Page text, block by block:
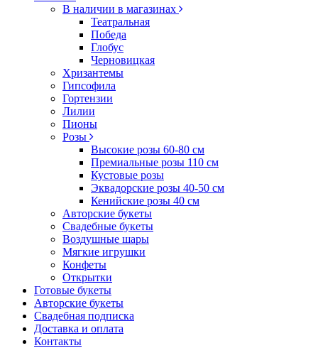
В наличии в магазинах
Театральная
Победа
Глобус
Черновицкая
Хризантемы
Гипсофила
Гортензии
Лилии
Пионы
Розы
Высокие розы 60-80 см
Премиальные розы 110 см
Кустовые розы
Эквадорские розы 40-50 см
Кенийские розы 40 см
Авторские букеты
Свадебные букеты
Воздушные шары
Мягкие игрушки
Конфеты
Открытки
Готовые букеты
Авторские букеты
Свадебная подписка
Доставка и оплата
Контакты